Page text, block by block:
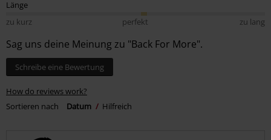
Länge
zu kurz
perfekt zu lang
Sag uns deine Meinung zu "Back For More".
Schreibe eine Bewertung
How do reviews work?
Sortieren nach
Datum Hilfreich